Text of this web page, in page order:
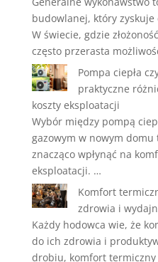
budowlanej, który zyskuje
W świecie, gdzie
często przerasta
Pompa ciepła
praktyczne
koszty eksploatacji
Wybór między pompą
gazowym w nowym domu
znacząco wpłynąć na
eksploatacji. …
Komfort
zdrowia i
Każdy hodowca wie, że
do ich zdrowia i
drobiu, komfort